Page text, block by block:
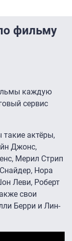
фильму
каждую
сервис
актёры,
Джонс,
Мерил Стрип
Нора
Леви, Роберт
свои
Берри и Лин-